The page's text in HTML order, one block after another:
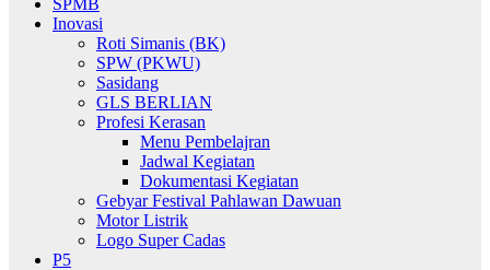
SPMB
Inovasi
Roti Simanis (BK)
SPW (PKWU)
Sasidang
GLS BERLIAN
Profesi Kerasan
Menu Pembelajran
Jadwal Kegiatan
Dokumentasi Kegiatan
Gebyar Festival Pahlawan Dawuan
Motor Listrik
Logo Super Cadas
P5